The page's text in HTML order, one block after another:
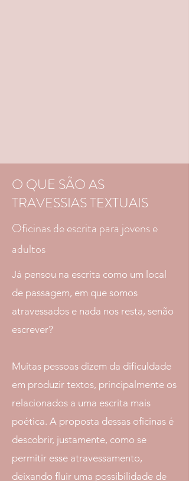
O QUE SÃO AS
TRAVESSIAS TEXTUAIS
Oficinas de escrita para jovens e
adultos
Já pensou na escrita como um local
de passagem, em que somos
atravessados e nada nos resta, senão
escrever?
Muitas pessoas dizem da dificuldade
em produzir textos, principalmente os
relacionados a uma escrita mais
poética. A proposta dessas oficinas é
descobrir, justamente, como se
permitir esse atravessamento,
deixando fluir uma possibilidade de